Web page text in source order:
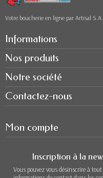
Votre boucherie en ligne par Artisal S.A.
Informations
Nos produits
Notre société
Contactez-nous
Mon compte
Inscription à la
Vous pouvez vous désinscrire à